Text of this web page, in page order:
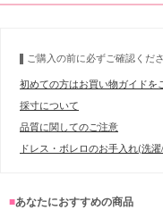
ご購入の前に必ずご確認くだ
初めての方はお買い物ガイドを
採寸について
品質に関してのご注意
ドレス・ボレロのお手入れ(洗
■あなたにおすすめの商品